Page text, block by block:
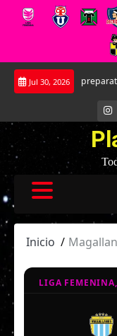
Saltar
Jul 30, 2026
amistoso
Inicio
LIGA